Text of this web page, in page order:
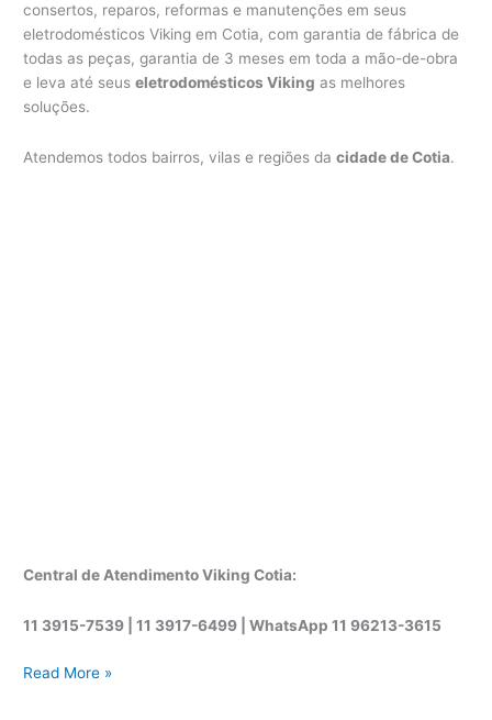
consertos, reparos, reformas e manutenções em seus
eletrodomésticos Viking em Cotia, com garantia de fábrica de
todas as peças, garantia de 3 meses em toda a mão-de-obra
e leva até seuseletrodomésticos Viking as melhores
soluções.
Atendemos todos bairros, vilas e regiões dacidade de Cotia.
Central de Atendimento Viking Cotia:
11 3915-7539 | 11 3917-6499 |WhatsApp11 96213-3615
A
Read More »